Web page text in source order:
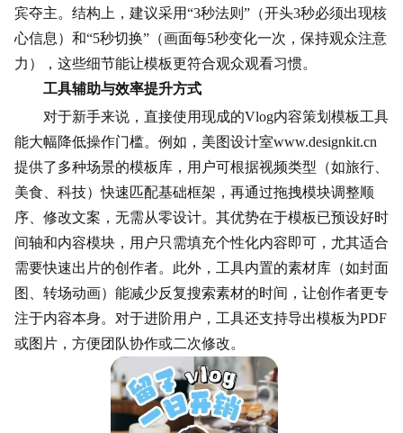
宾夺主。结构上，建议采用“3秒法则”（开头3秒必须出现核
心信息）和“5秒切换”（画面每5秒变化一次，保持观众注意
力），这些细节能让模板更符合观众观看习惯。
工具辅助与效率提升方式
对于新手来说，直接使用现成的Vlog内容策划模板工具
能大幅降低操作门槛。例如，美图设计室www.designkit.cn
提供了多种场景的模板库，用户可根据视频类型（如旅行、
美食、科技）快速匹配基础框架，再通过拖拽模块调整顺
序、修改文案，无需从零设计。其优势在于模板已预设好时
间轴和内容模块，用户只需填充个性化内容即可，尤其适合
需要快速出片的创作者。此外，工具内置的素材库（如封面
图、转场动画）能减少反复搜索素材的时间，让创作者更专
注于内容本身。对于进阶用户，工具还支持导出模板为PDF
或图片，方便团队协作或二次修改。